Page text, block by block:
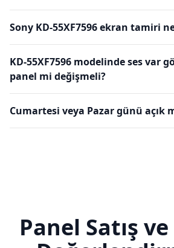
Sony KD-55XF7596 ekran tamiri
KD-55XF7596 modelinde ses var
panel mi değişmeli?
Cumartesi veya Pazar günü açık
Panel Satış